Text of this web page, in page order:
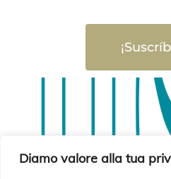
Diamo valore alla tua